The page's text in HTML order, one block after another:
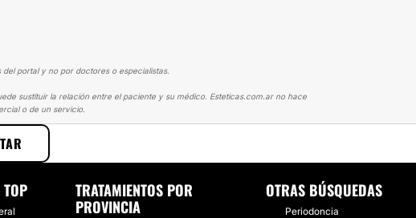
portal y no por doctores o especialistas.
sustituir la relación entre el paciente y su médico. Esteticas.com.ar no hace
o de un servicio.
MEJORANDO LA APARIENCIA
TRATAMIENTOS POR
PROVINCIA
OTRAS BÚSQUEDAS
Periodoncia